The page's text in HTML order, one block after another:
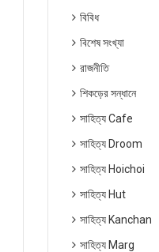
বিবিধ
বিশেষ সংখ্যা
রাজনীতি
শিকড়ের সন্ধানে
সাহিত্য Cafe
সাহিত্য Droom
সাহিত্য Hoichoi
সাহিত্য Hut
সাহিত্য Kanchan
সাহিত্য Marg